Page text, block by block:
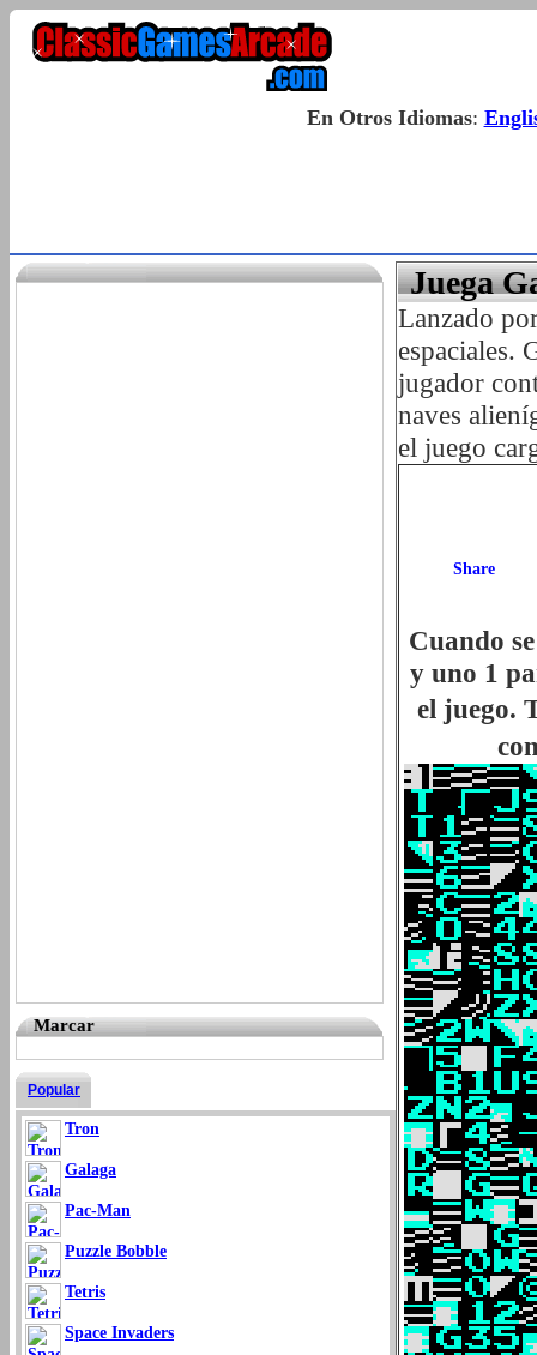
En Otros Idiomas:
Marcar
Popular
Tron
Galaga
Pac-Man
Puzzle Bobble
Tetris
Space Invaders
Juega
Lanzado
espaciales.
jugador
naves
el juego
Cuando
y uno 1
el juego.